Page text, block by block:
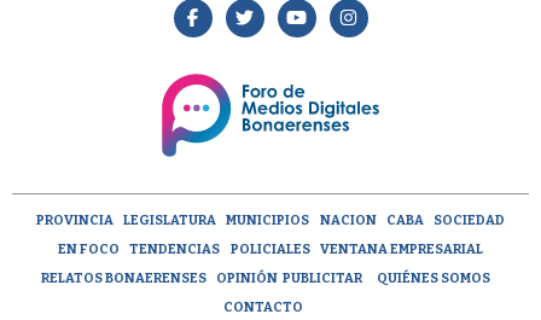
PROVINCIA LEGISLATURA MUNICIPIOS NACION CABA
SOCIEDAD
EN FOCO
TENDENCIAS POLICIALES
VENTANA EMPRESARIAL
RELATOS BONAERENSES
OPINIÓN PUBLICITAR
QUIÉNES SOMOS
CONTACTO